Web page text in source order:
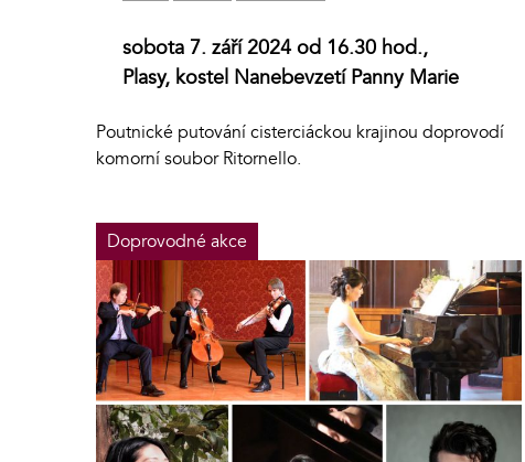
sobota 7. září 2024 od 16.30 hod.,
Plasy, kostel Nanebevzetí Panny Marie
Poutnické putování cisterciáckou krajinou doprovodí
komorní soubor Ritornello.
Doprovodné akce